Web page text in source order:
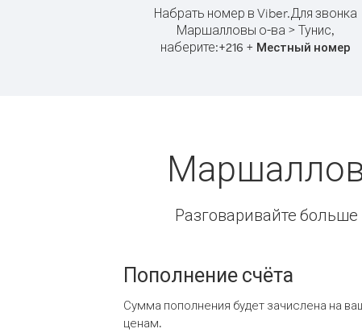
Набрать номер в Viber.Для звонка
Маршалловы о-ва > Тунис,
наберите:+216 + Местный номер
Разговаривайте
Пополнение счёта
Сумма пополнения будет зачислена на
ценам.